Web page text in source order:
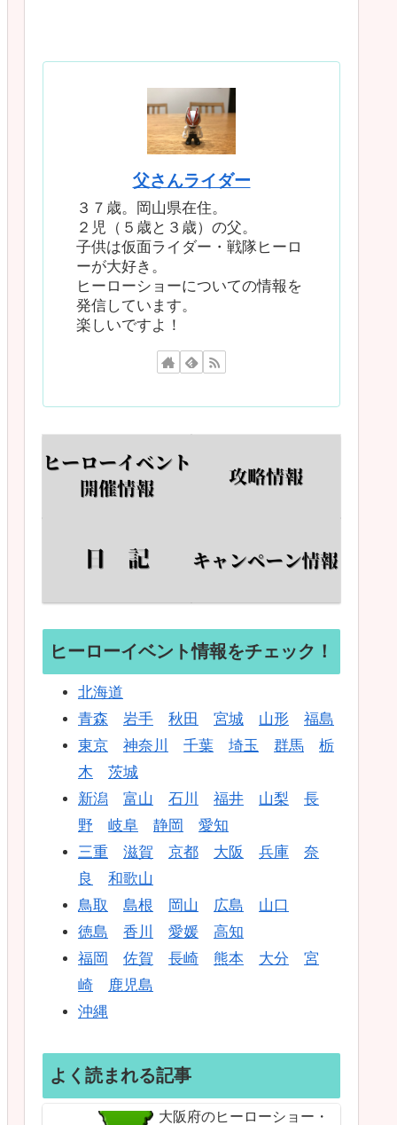
父さんライダー
３７歳。岡山県在住。
２児（５歳と３歳）の父。
子供は仮面ライダー・戦隊ヒーロ
ーが大好き。
ヒーローショーについての情報を
発信しています。
楽しいですよ！
ヒーローイベント情報をチェック！
北海道
青森
岩手 秋田 宮城 山形
福島
東京
神奈川 千葉 埼玉 群馬
栃
木
茨城
新潟
富山 石川 福井 山梨
長
野
岐阜 静岡
愛知
三重
滋賀 京都 大阪 兵庫
奈
良
和歌山
鳥取
島根 岡山 広島
山口
徳島
香川 愛媛
高知
福岡
佐賀 長崎 熊本 大分
宮
崎
鹿児島
沖縄
よく読まれる記事
大阪府のヒーローショー・